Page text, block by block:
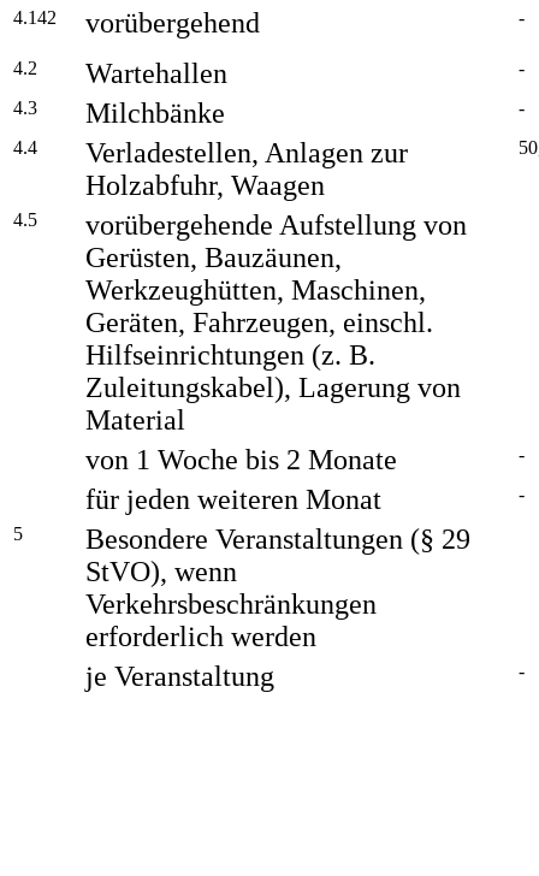
4.142
vorübergehend -
4.2 Wartehallen
-
4.3
Milchbänke
-
4.4
Verladestellen, Anlagen zur
Holzabfuhr, Waagen
4.5
vorübergehende Aufstellung von
Gerüsten, Bauzäunen,
Werkzeughütten, Maschinen,
Geräten, Fahrzeugen, einschl.
Hilfseinrichtungen (z. B.
Zuleitungskabel), Lagerung von
Material
von 1 Woche bis 2 Monate
-
für jeden weiteren Monat
-
5
Besondere Veranstaltungen (§ 29
StVO), wenn
Verkehrsbeschränkungen
erforderlich werden
je Veranstaltung
-